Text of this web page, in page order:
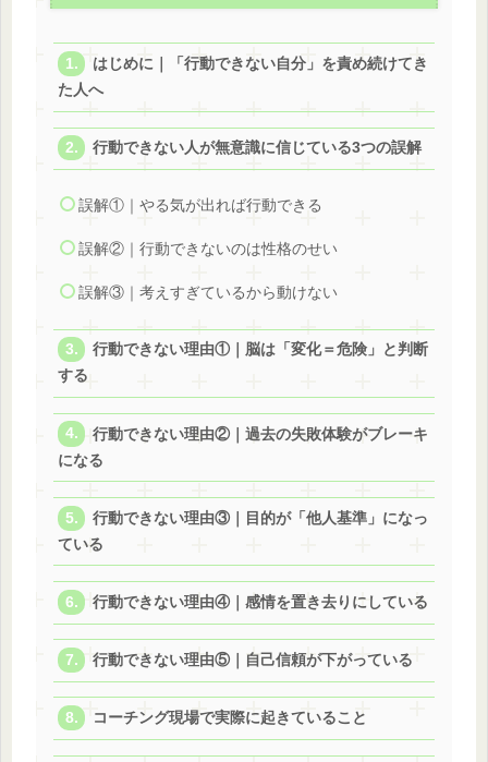
はじめに｜「行動できない自分」を責め続けてき
た人へ
行動できない人が無意識に信じている3つの誤解
誤解①｜やる気が出れば行動できる
誤解②｜行動できないのは性格のせい
誤解③｜考えすぎているから動けない
行動できない理由①｜脳は「変化＝危険」と判断
する
行動できない理由②｜過去の失敗体験がブレーキ
になる
行動できない理由③｜目的が「他人基準」になっ
ている
行動できない理由④｜感情を置き去りにしている
行動できない理由⑤｜自己信頼が下がっている
コーチング現場で実際に起きていること